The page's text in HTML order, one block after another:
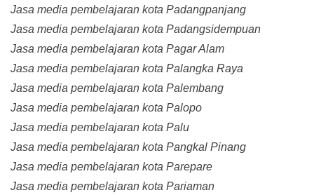
Jasa media pembelajaran kota Padangpanjang
Jasa media pembelajaran kota Padangsidempuan
Jasa media pembelajaran kota Pagar Alam
Jasa media pembelajaran kota Palangka Raya
Jasa media pembelajaran kota Palembang
Jasa media pembelajaran kota Palopo
Jasa media pembelajaran kota Palu
Jasa media pembelajaran kota Pangkal Pinang
Jasa media pembelajaran kota Parepare
Jasa media pembelajaran kota Pariaman